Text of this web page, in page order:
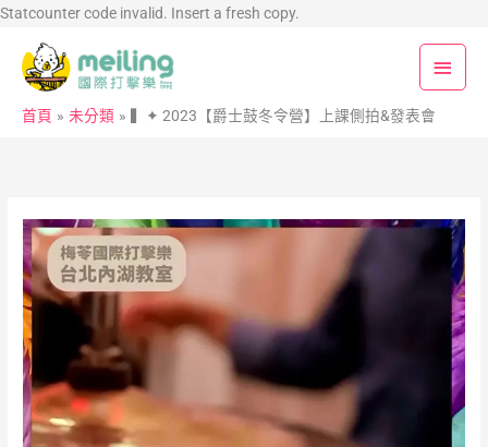
Statcounter code invalid. Insert a fresh copy.
內
主
要
選
首頁 未分類 ▍✦ 2023【爵士鼓冬令營】上課側拍&發表會